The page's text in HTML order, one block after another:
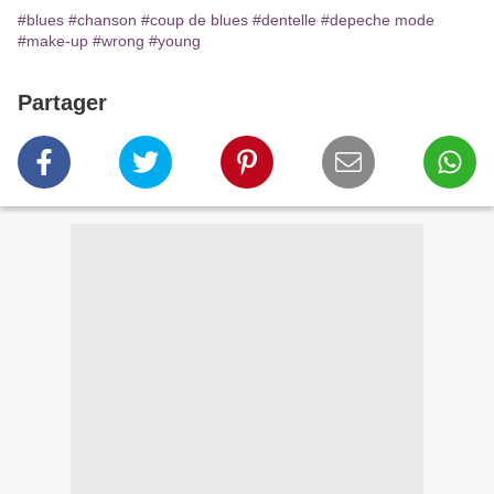
#blues #chanson #coup de blues #dentelle #depeche mode
#make-up #wrong #young
Partager